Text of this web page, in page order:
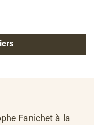
Fanichet à la